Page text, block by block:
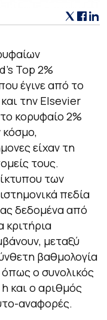
Top 2%
έγινε από το
την Elsevier
κορυφαίο 2%
είχαν τη
τους.
των
πεδία
δεδομένα από
μεταξύ
βαθμολογία
ο συνολικός
και ο αριθμός
αναφορές.